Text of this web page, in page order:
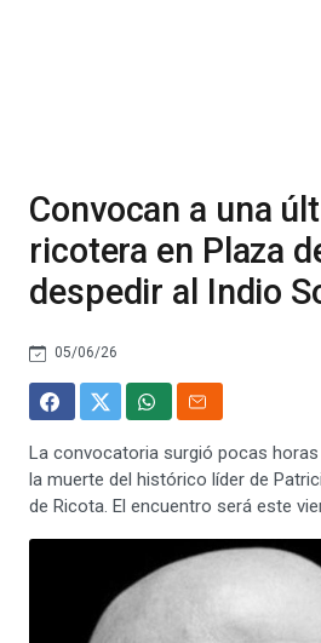
Convocan a una
ricotera en Plaza
despedir al Indio
05/06/26
La convocatoria surgió pocas
la muerte del histórico líder de
de Ricota. El encuentro será este